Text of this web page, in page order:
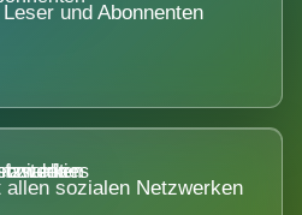
und Abonnenten
sozialen Netzwerken